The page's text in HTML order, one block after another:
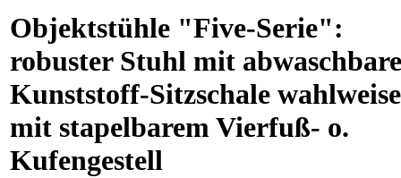
Objektstühle "Five-Serie":
robuster Stuhl mit
Kunststoff-Sitzschale wahlweise
mit stapelbarem Vierfuß- o.
Kufengestell